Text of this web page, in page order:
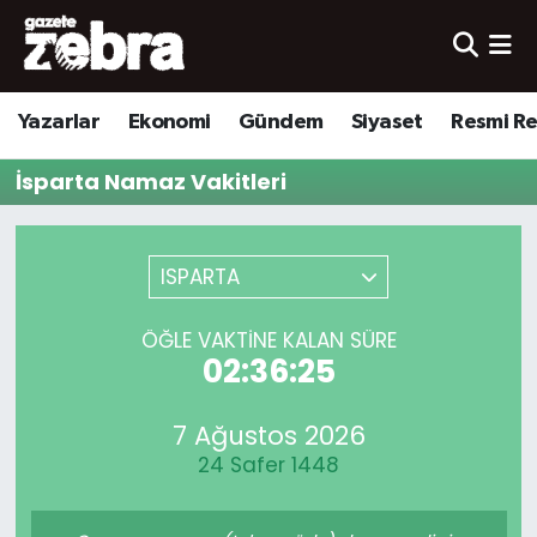
Yazarlar Ekonomi Gündem Siyaset Resmi
İsparta Namaz Vakitleri
ISPARTA
ÖĞLE VAKTINE KALAN SÜRE
02:36:25
7 Ağustos 2026
24 Safer 1448
Yazarlar
Ekonomi
Kültür-Sanat
Nöbetçi Eczaneler
Hava Durumu
Trafik Durumu
Süper Lig Puan Durumu ve Fikstür
Tüm Manşetler